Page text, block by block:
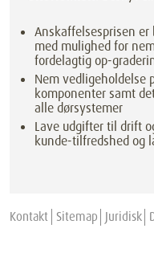
Anskaffelsesprisen
med mulighed for
fordelagtig op-
Nem vedligeholdelse
komponenter samt
alle dørsystemer
Lave udgifter til drift
kunde-tilfredshed og
Kontakt Sitemap Juridisk